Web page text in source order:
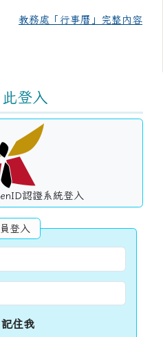
教務處「行事曆」完整內容
登入
認證系統登入
登入
記住我